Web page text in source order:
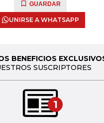
GUARDAR
UNIRSE A WHATSAPP
BENEFICIOS
SUSCRIPTORES
1